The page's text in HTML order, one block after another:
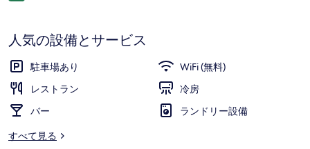
す
コ
人気の設備とサービス
駐車場あり
WiFi (無料)
レストラン
冷房
バー
ランドリー設備
すべて見る